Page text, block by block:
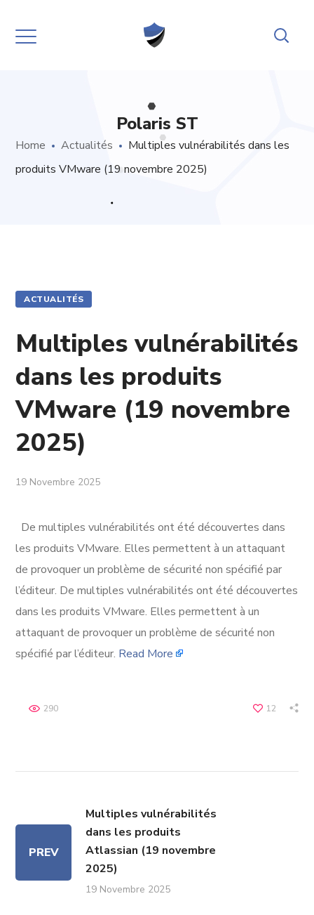
Polaris ST
Home Actualités
Multiples vulnérabilités dans les
produits VMware (19 novembre 2025)
ACTUALITÉS
Multiples vulnérabilités
dans les produits
VMware (19 novembre
2025)
19 Novembre 2025
De multiples vulnérabilités ont été découvertes dans
les produits VMware. Elles permettent à un attaquant
de provoquer un problème de sécurité non spécifié par
l’éditeur. De multiples vulnérabilités ont été découvertes
dans les produits VMware. Elles permettent à un
attaquant de provoquer un problème de sécurité non
spécifié par l’éditeur. Read More
12
290
PREV
Multiples vulnérabilités
dans les produits
Atlassian (19 novembre
2025)
19 Novembre 2025